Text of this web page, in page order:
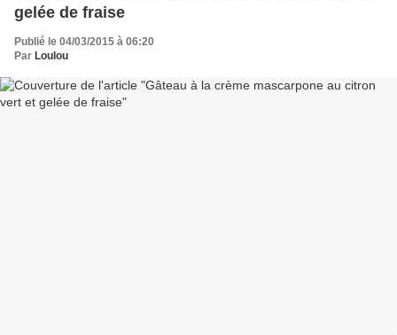
gelée de fraise
Publié le 04/03/2015 à 06:20
Par Loulou